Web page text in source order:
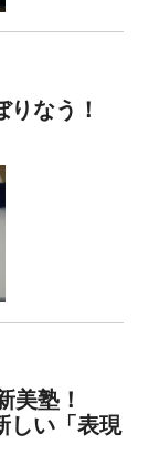
なう！
美塾！
しい「表現